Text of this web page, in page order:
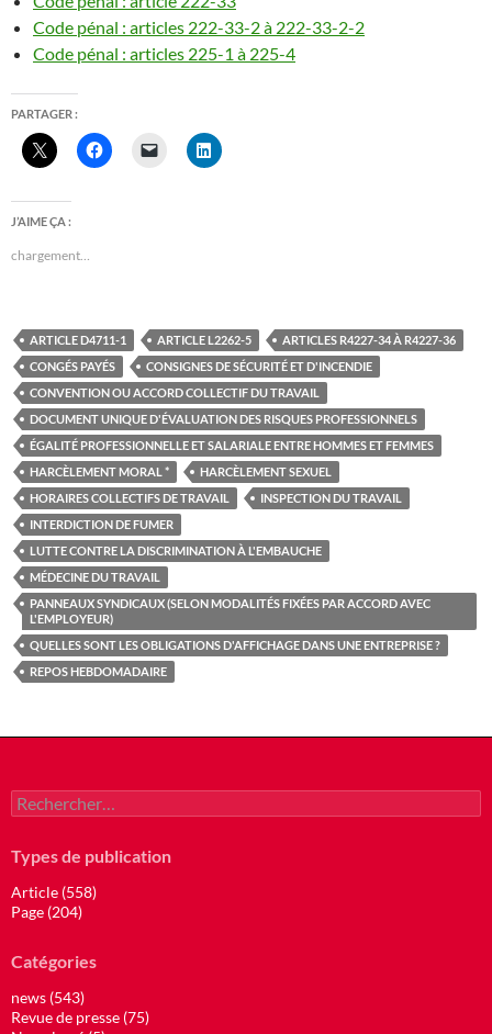
Code pénal : articles 222-33-2 à 222-33-2-2
Code pénal : articles 225-1 à 225-4
PARTAGER :
J’AIME ÇA :
chargement…
ARTICLE D4711-1 ARTICLE L2262-5
ARTICLES R4227-34 À R4227-36
CONGÉS PAYÉS
CONSIGNES DE SÉCURITÉ ET D'INCENDIE
CONVENTION OU ACCORD COLLECTIF DU TRAVAIL
DOCUMENT UNIQUE D'ÉVALUATION DES RISQUES PROFESSIONNELS
ÉGALITÉ PROFESSIONNELLE ET SALARIALE ENTRE HOMMES ET FEMMES
HARCÈLEMENT MORAL *
HARCÈLEMENT SEXUEL
HORAIRES COLLECTIFS DE TRAVAIL
INSPECTION DU TRAVAIL
INTERDICTION DE FUMER
LUTTE CONTRE LA DISCRIMINATION À L'EMBAUCHE
MÉDECINE DU TRAVAIL
PANNEAUX SYNDICAUX (SELON MODALITÉS FIXÉES PAR ACCORD AVEC
L'EMPLOYEUR)
QUELLES SONT LES OBLIGATIONS D'AFFICHAGE DANS UNE ENTREPRISE ?
REPOS HEBDOMADAIRE
Rechercher :
Types de publication
Article (558)
Page (204)
Catégories
news (543)
Revue de presse (75)